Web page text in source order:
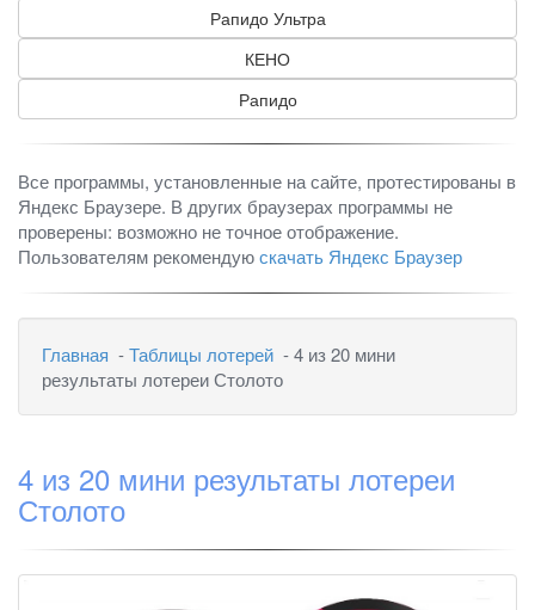
Рапидо Ультра
КЕНО
Рапидо
Все программы, установленные на сайте, протестированы в
Яндекс Браузере. В других браузерах программы не
проверены: возможно не точное отображение.
Пользователям рекомендуюскачать Яндекс Браузер
Главная -Таблицы лотерей - 4 из 20 мини
результаты лотереи Столото
4 из 20 мини результаты лотереи
Столото